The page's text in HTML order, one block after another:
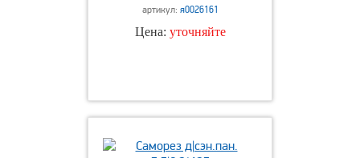
артикул: я0026161
Цена: уточняйте